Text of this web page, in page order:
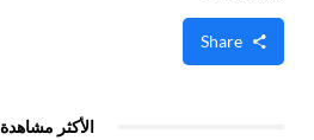
الأكثر مشاهدة